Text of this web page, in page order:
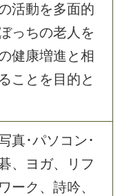
活動を多面的
っちの老人を
健康増進と相
ことを目的と
真･パソコン･
、ヨガ、リフ
ーク、詩吟、